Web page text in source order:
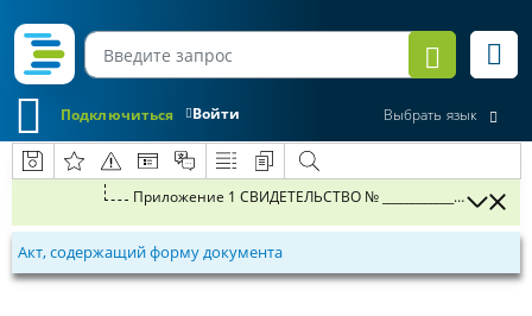
Войти
Подключиться Выбрать язык
Акт, содержащий форму документа